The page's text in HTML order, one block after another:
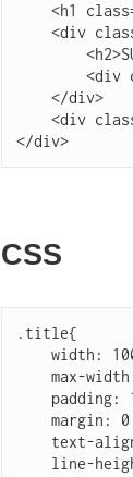
<h1
<div
<h2>SUB
<div
</div>
<div
</div>
CSS
.title{
    width: 100%;
    max-width: 960px;
    margin: 0 auto;